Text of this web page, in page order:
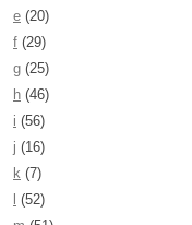
e (20)
f (29)
g (25)
h (46)
i (56)
j (16)
k (7)
(52)